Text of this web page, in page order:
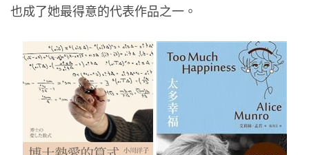
也成了她最得意的代表作品之一。